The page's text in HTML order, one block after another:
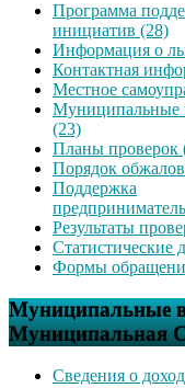
Программа
инициатив (28)
Информация о
Контактная
Местное
Муниципальные
(23)
Планы проверок
Порядок
Поддержка
Результаты
Статистические
Формы
Муниципальные
Муниципальная
Сведения о